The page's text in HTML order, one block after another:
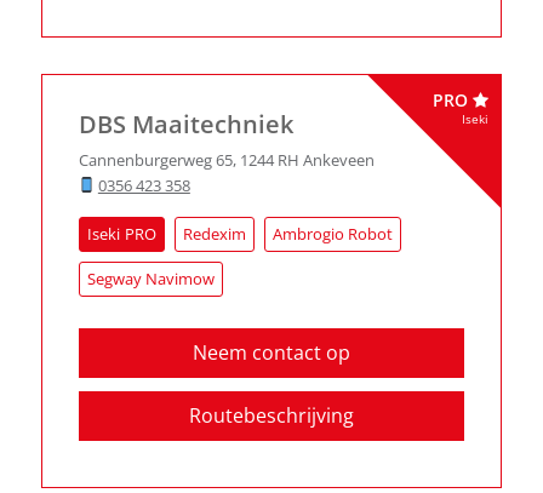
DBS Maaitechniek
Cannenburgerweg 65, 1244 RH Ankeveen
0356 423 358
Iseki Redexim Ambrogio Robot
Segway Navimow
Neem contact op
Routebeschrijving
PRO
Iseki